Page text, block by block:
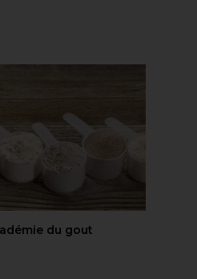
du gout